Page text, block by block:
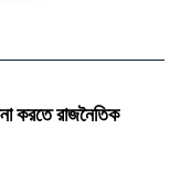
করতে রাজনৈতিক